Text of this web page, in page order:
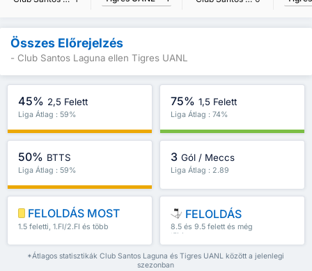
Összes Előrejelzés
- Club Santos Laguna ellen Tigres UANL
45% 2,5 Felett
Liga Átlag : 59%
75% 1,5 Felett
Liga Átlag : 74%
50% BTTS
Liga Átlag : 59%
3 Gól / Meccs
Liga Átlag : 2.89
FELOLDÁS MOST
1.5 feletti, 1.FI/2.FI és több
FELOLDÁS
8.5 és 9.5 felett és még
több
*Átlagos statisztikák Club Santos Laguna és Tigres UANL között a jelenlegi
szezonban